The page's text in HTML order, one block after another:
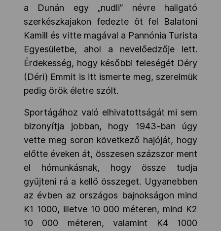
a Dunán egy „nudli” névre hallgató
szerkészkajakon fedezte őt fel Balatoni
Kamill és vitte magával a Pannónia Turista
Egyesületbe, ahol a nevelőedzője lett.
Érdekesség, hogy későbbi feleségét Déry
(Déri) Emmit is itt ismerte meg, szerelmük
pedig örök életre szólt.
Sportágához való elhivatottságát mi sem
bizonyítja jobban, hogy 1943-ban úgy
vette meg soron következő hajóját, hogy
előtte éveken át, összesen százszor ment
el hómunkásnak, hogy össze tudja
gyűjteni rá a kellő összeget. Ugyanebben
az évben az országos bajnokságon mind
K1 1000, illetve 10 000 méteren, mind K2
10 000 méteren, valamint K4 1000